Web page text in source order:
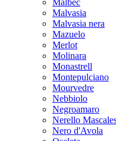
Malbec
Malvasia
Malvasia nera
Mazuelo
Merlot
Molinara
Monastrell
Montepulciano
Mourvedre
Nebbiolo
Negroamaro
Nerello
Nero d'Avola